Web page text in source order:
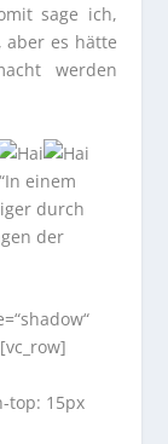
sage ich,
aber es hätte
werden
einem
durch
der
top: 15px